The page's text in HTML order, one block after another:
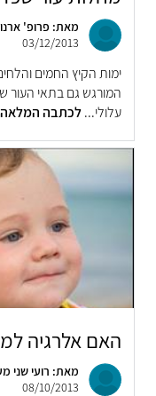
מאת: פרופ'
03/12/2013
ימות הקיץ החמים והלחים
המורגש גם בתאי העור
עלולי...לכתבה המלאה
האם אלרגיה
מאת: רועי שני
08/10/2013